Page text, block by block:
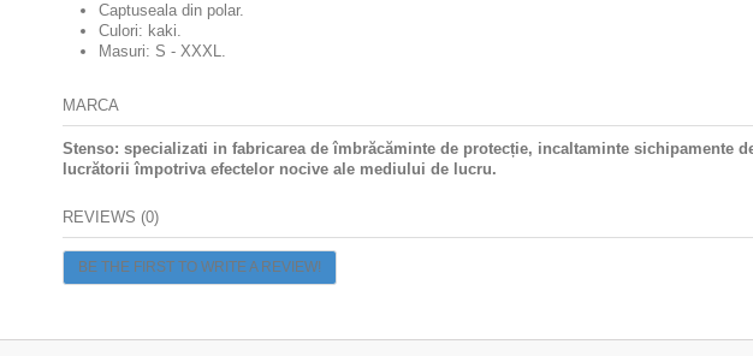
Captuseala din polar.
Culori: kaki.
Masuri: S - XXXL.
MARCA
Stenso: specializati in fabricarea de îmbrăcăminte de protecție, incaltaminte sichipamente
lucrătorii împotriva efectelor nocive ale mediului de lucru.
REVIEWS (0)
BE THE FIRST TO WRITE A REVIEW!